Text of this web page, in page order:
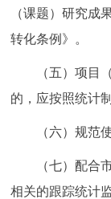
（课题）研究成
转化条例》。
（五）项目（
的，应按照统计
（六）规范使
（七）配合市
相关的跟踪统计